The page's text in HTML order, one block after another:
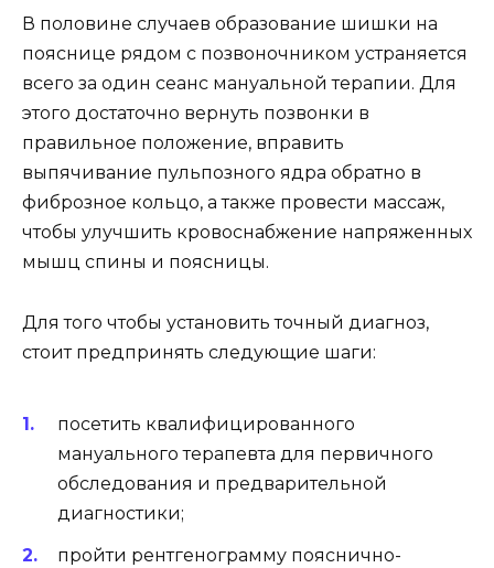
В половине случаев образование шишки на
пояснице рядом с позвоночником устраняется
всего за один сеанс мануальной терапии. Для
этого достаточно вернуть позвонки в
правильное положение, вправить
выпячивание пульпозного ядра обратно в
фиброзное кольцо, а также провести массаж,
чтобы улучшить кровоснабжение напряженных
мышц спины и поясницы.
Для того чтобы установить точный диагноз,
стоит предпринять следующие шаги:
посетить квалифицированного
мануального терапевта для первичного
обследования и предварительной
диагностики;
пройти рентгенограмму пояснично-